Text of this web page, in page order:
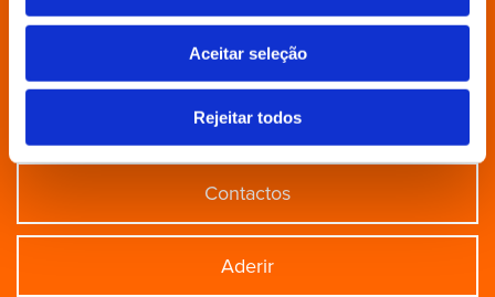
Aceitar seleção
Rejeitar todos
Grupo Parlamentar
Povo Livre
Contactos
Aderir